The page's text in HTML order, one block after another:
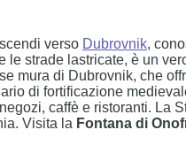
verso Dubrovnik,
le strade lastricate, è un
mura di Dubrovnik, che
di fortificazione
caffè e ristoranti. La
Visita la Fontana di